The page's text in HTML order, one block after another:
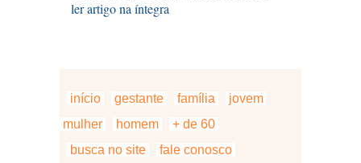
ler artigo na íntegra
início gestante família
jovem
mulher
homem
+ de 60
busca no site
fale conosco